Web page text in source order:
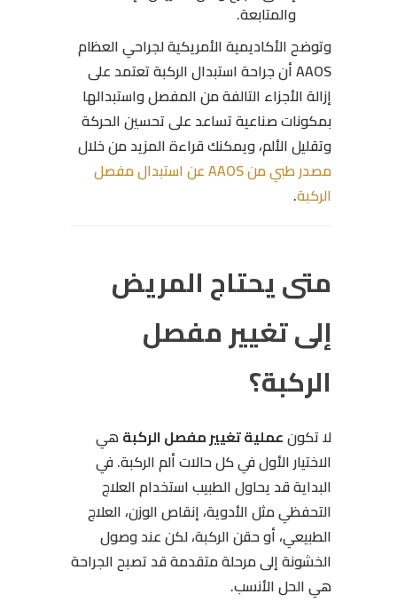
والمتابعة.
وتوضح الأكاديمية الأمريكية لجراحي العظام
AAOS أن جراحة استبدال الركبة تعتمد على
إزالة الأجزاء التالفة من المفصل واستبدالها
بمكونات صناعية تساعد على تحسين الحركة
وتقليل الألم، ويمكنك قراءة المزيد من خلال
مصدر طبي من AAOS عن استبدال مفصل
الركبة.
متى يحتاج المريض
إلى تغيير مفصل
الركبة؟
لا تكونعملية تغيير مفصل الركبةهي
الاختيار الأول في كل حالات ألم الركبة. في
البداية قد يحاول الطبيب استخدام العلاج
التحفظي مثل الأدوية، إنقاص الوزن، العلاج
الطبيعي، أو حقن الركبة، لكن عند وصول
الخشونة إلى مرحلة متقدمة قد تصبح الجراحة
هي الحل الأنسب.